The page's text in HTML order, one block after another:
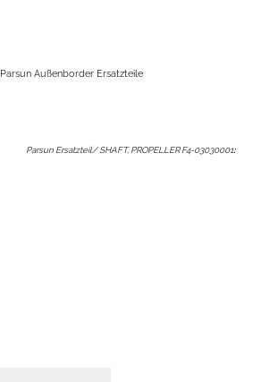
Parsun Außenborder Ersatzteile
Parsun Ersatzteil/ SHAFT, PROPELLER F4-03030001: